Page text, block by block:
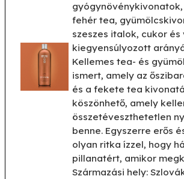
fehér tea,
szeszes italok, cukor és
kiegyensúlyozott
Kellemes tea- és
ismert, amely az
és a fekete tea
köszönhető, amely
összetéveszthetetlen
benne. Egyszerre erős
olyan ritka ízzel, hogy
pillanatért, amikor
Származási hely: